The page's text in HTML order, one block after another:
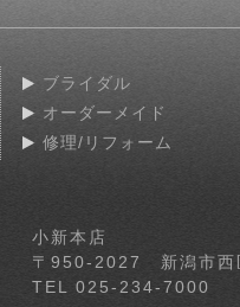
ブライダル
オーダーメイド
修理/リフォーム
小新本店
〒950-2027 新潟市
TEL 025-234-7000